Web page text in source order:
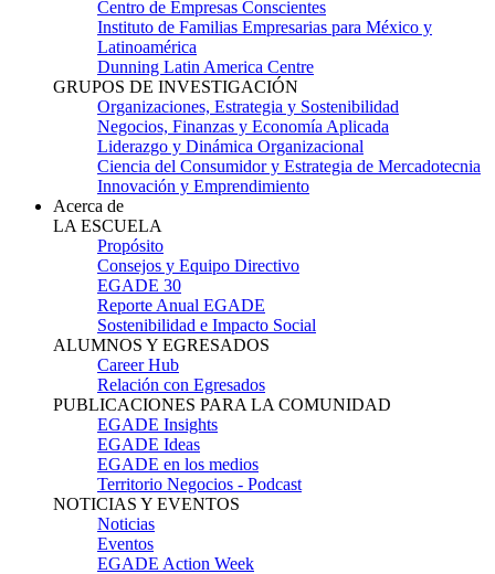
Centro de Empresas Conscientes
Instituto de Familias Empresarias para México y
Latinoamérica
Dunning Latin America Centre
GRUPOS DE INVESTIGACIÓN
Organizaciones, Estrategia y Sostenibilidad
Negocios, Finanzas y Economía Aplicada
Liderazgo y Dinámica Organizacional
Ciencia del Consumidor y Estrategia de Mercadotecnia
Innovación y Emprendimiento
Acerca de
LA ESCUELA
Propósito
Consejos y Equipo Directivo
EGADE 30
Reporte Anual EGADE
Sostenibilidad e Impacto Social
ALUMNOS Y EGRESADOS
Career Hub
Relación con Egresados
PUBLICACIONES PARA LA COMUNIDAD
EGADE Insights
EGADE Ideas
EGADE en los medios
Territorio Negocios - Podcast
NOTICIAS Y EVENTOS
Noticias
Eventos
EGADE Action Week